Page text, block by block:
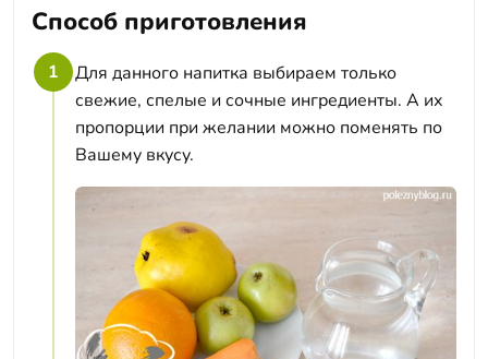
Способ приготовления
1
Для данного напитка выбираем только
свежие, спелые и сочные ингредиенты. А их
пропорции при желании можно поменять по
Вашему вкусу.